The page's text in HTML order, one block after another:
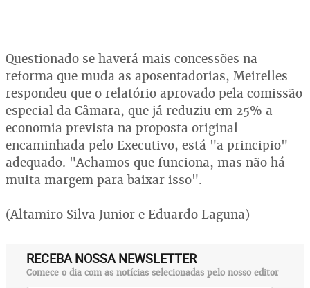
Questionado se haverá mais concessões na
reforma que muda as aposentadorias, Meirelles
respondeu que o relatório aprovado pela comissão
especial da Câmara, que já reduziu em 25% a
economia prevista na proposta original
encaminhada pelo Executivo, está "a principio"
adequado. "Achamos que funciona, mas não há
muita margem para baixar isso".
(Altamiro Silva Junior e Eduardo Laguna)
RECEBA NOSSA NEWSLETTER
Comece o dia com as notícias selecionadas pelo nosso editor